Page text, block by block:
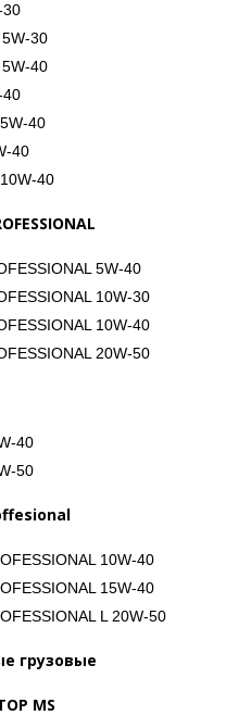
30
30
40
40
40
40
40
5W-40
10W-30
10W-40
20W-50
40
50
10W-40
15W-40
L 20W-50
грузовые
MS